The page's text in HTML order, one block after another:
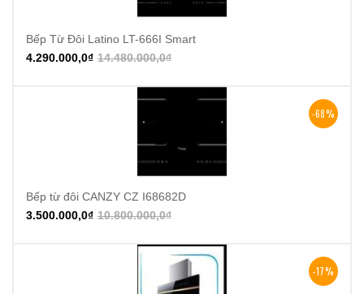
Bếp Từ Đôi Latino LT-666I Smart
14.480.000,0₫
4.290.000,0₫
-68%
Bếp từ đôi CANZY CZ I68682D
10.800.000,0₫
3.500.000,0₫
-17%